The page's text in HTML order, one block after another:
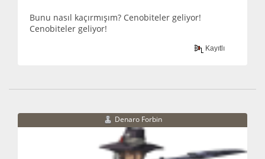
Bunu nasıl kaçırmışım? Cenobiteler geliyor!
Cenobiteler geliyor!
Kayıtlı
Denaro Forbin